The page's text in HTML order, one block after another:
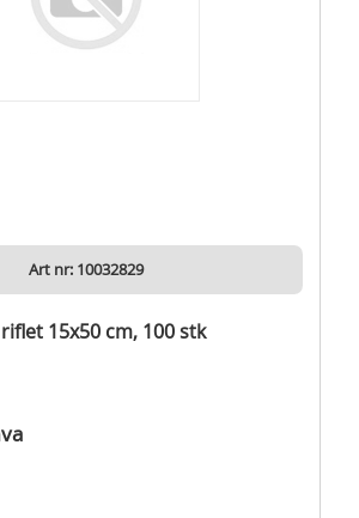
Art nr: 10032829
15x50 cm, 100 stk